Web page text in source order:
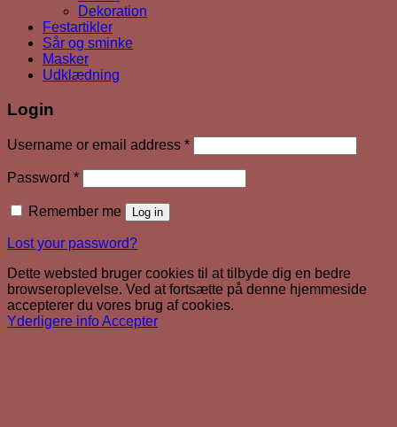
Dekoration
Festartikler
Sår og sminke
Masker
Udklædning
Login
Username or email address *Required
Password *Required
Remember me Log in
Lost your password?
Dette websted bruger cookies til at tilbyde dig en bedre
browseroplevelse. Ved at fortsætte på denne hjemmeside
accepterer du vores brug af cookies.
Yderligere infoAccepter